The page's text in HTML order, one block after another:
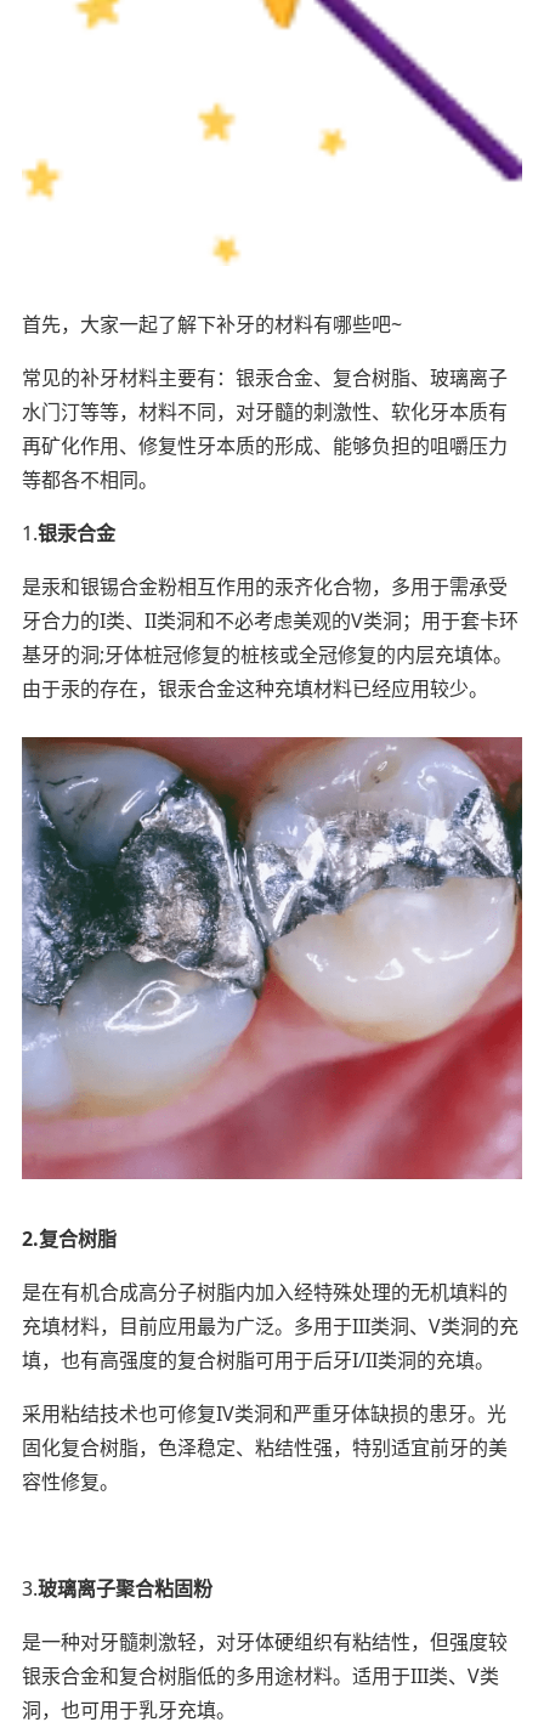
首先，大家一起了解下补牙的材料有哪些吧~
常见的补牙材料主要有：银汞合金、复合树脂、玻璃离子
水门汀等等，材料不同，对牙髓的刺激性、软化牙本质有
再矿化作用、修复性牙本质的形成、能够负担的咀嚼压力
等都各不相同。
1.银汞合金
是汞和银锡合金粉相互作用的汞齐化合物，多用于需承受
牙合力的I类、II类洞和不必考虑美观的V类洞；用于套卡环
基牙的洞;牙体桩冠修复的桩核或全冠修复的内层充填体。
由于汞的存在，银汞合金这种充填材料已经应用较少。
2.复合树脂
是在有机合成高分子树脂内加入经特殊处理的无机填料的
充填材料，目前应用最为广泛。多用于III类洞、V类洞的充
填，也有高强度的复合树脂可用于后牙I/II类洞的充填。
采用粘结技术也可修复IV类洞和严重牙体缺损的患牙。光
固化复合树脂，色泽稳定、粘结性强，特别适宜前牙的美
容性修复。
3.玻璃离子聚合粘固粉
是一种对牙髓刺激轻，对牙体硬组织有粘结性，但强度较
银汞合金和复合树脂低的多用途材料。适用于III类、V类
洞，也可用于乳牙充填。